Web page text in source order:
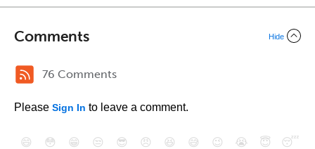
Comments Hide
76 Comments
Please Sign In to leave a comment.
😄 😳 😁 😒 😎 😠 😆 😅 😉 😭 😇
😴